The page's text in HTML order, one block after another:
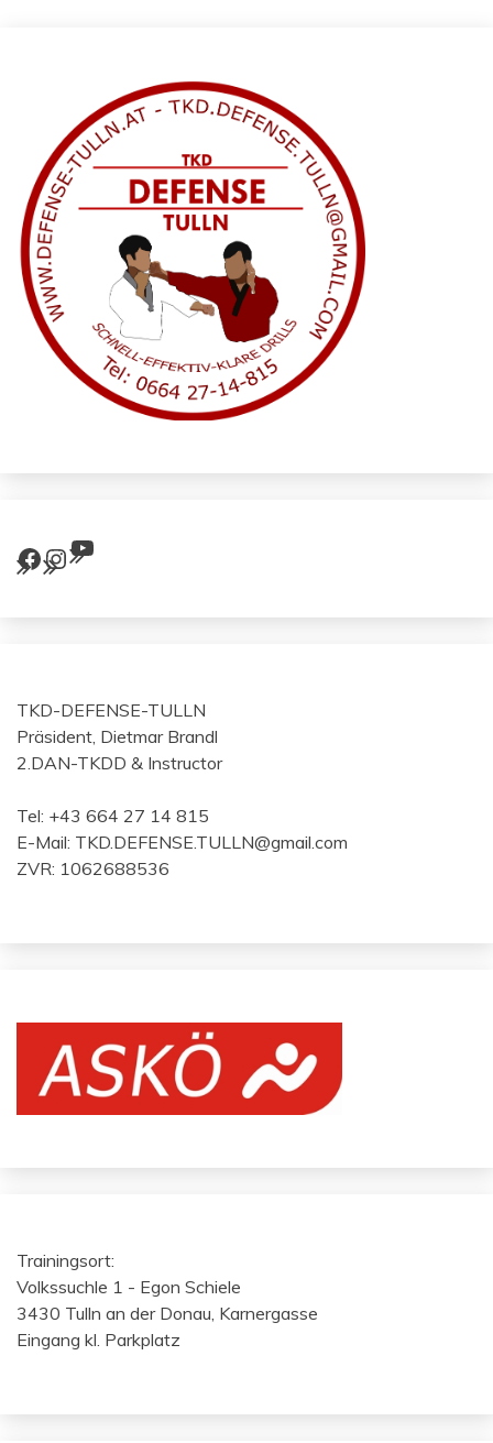
Facebook
Instagram
YouTube
TKD-DEFENSE-TULLN
Präsident, Dietmar Brandl
2.DAN-TKDD & Instructor
Tel: +43 664 27 14 815
E-Mail: TKD.DEFENSE.TULLN@gmail.com
ZVR: 1062688536
Trainingsort:
Volkssuchle 1 - Egon Schiele
3430 Tulln an der Donau, Karnergasse
Eingang kl. Parkplatz